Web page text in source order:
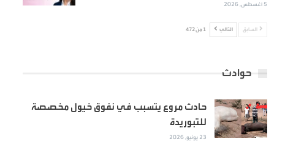
5 أغسطس, 2026
السابق التالي 1 من 472
حوادث
حادث مروع يتسبب في نفوق خيول مخصصة
للتبوريدة
23 يونيو, 2026